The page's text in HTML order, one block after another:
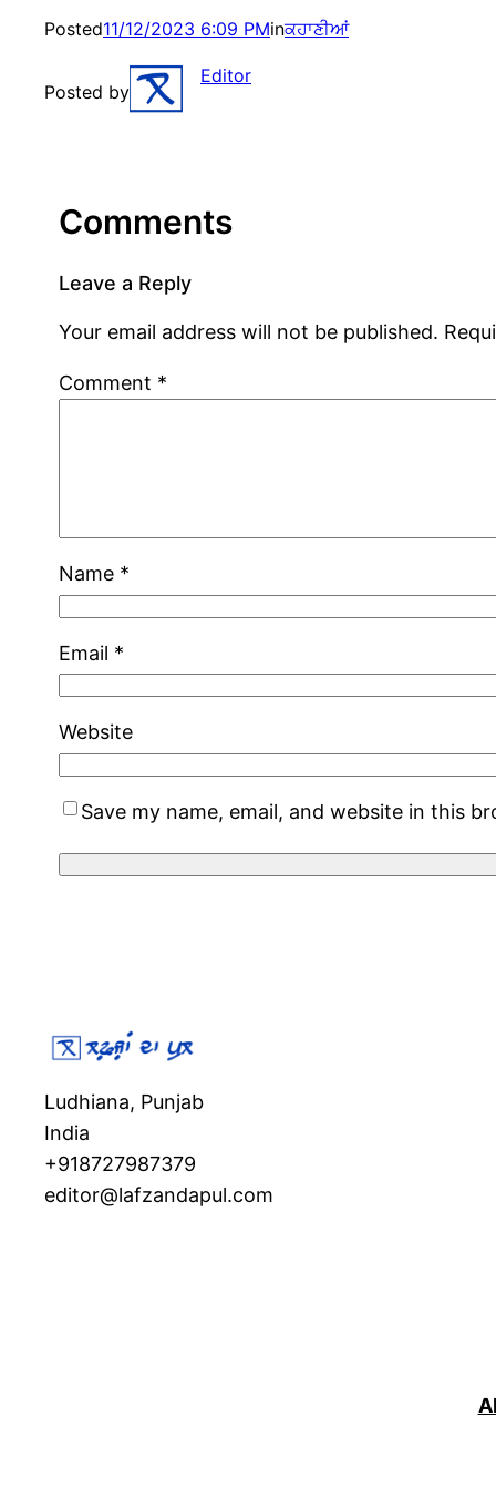
Posted11/12/2023 6:09 PMinਕਹਾਣੀਆਂ
Posted by
Editor
Comments
Leave a Reply
Your email address will not be published.
Comment *
Name *
Email *
Website
Save my name, email, and website in this
Ludhiana, Punjab
India
+918727987379
editor@lafzandapul.com